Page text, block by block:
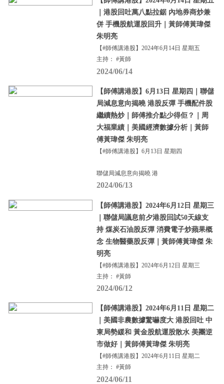
｜港股回吐萬八點拉鋸 內地券商炒兼
併 手機股航運股回升｜黃師傅黃瑋傑
朱明亮
【#師傅講港股】2024年6月14日 星期五
主持： #黃師
2024/06/14
【師傅講港股】6月13日 星期四｜聯儲
局減息意向揭曉 港股反彈 手機配件股
繼續熱炒｜師傅推介點少得佢？｜周
大福業績｜美國經濟數據分析｜黃師
傅黃瑋傑 朱明亮
【#師傅講港股】6月13日 星期四
聯儲局減息意向揭曉 港
2024/06/13
【師傅講港股】2024年6月12日 星期三
｜聯儲局議息前夕港股回試50天線支
持 煤炭石油股反彈 消費電子炒蘋果概
念 生物醫藥股反彈｜黃師傅黃瑋傑 朱
明亮
【#師傅講港股】2024年6月12日 星期三
主持： #黃師
2024/06/12
【師傅講港股】2024年6月11日 星期二
｜美國非農數據驚嚇度大 港股回吐 中
東局勢緩和 黃金股航運股散水 美團逆
市做好｜黃師傅黃瑋傑 朱明亮
【#師傅講港股】2024年6月11日 星期二
主持： #黃師
2024/06/11